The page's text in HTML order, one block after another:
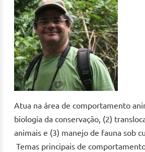
Atua na área de comportamento
biologia da conservação, (2)
animais e (3) manejo de fauna sob
Temas principais de